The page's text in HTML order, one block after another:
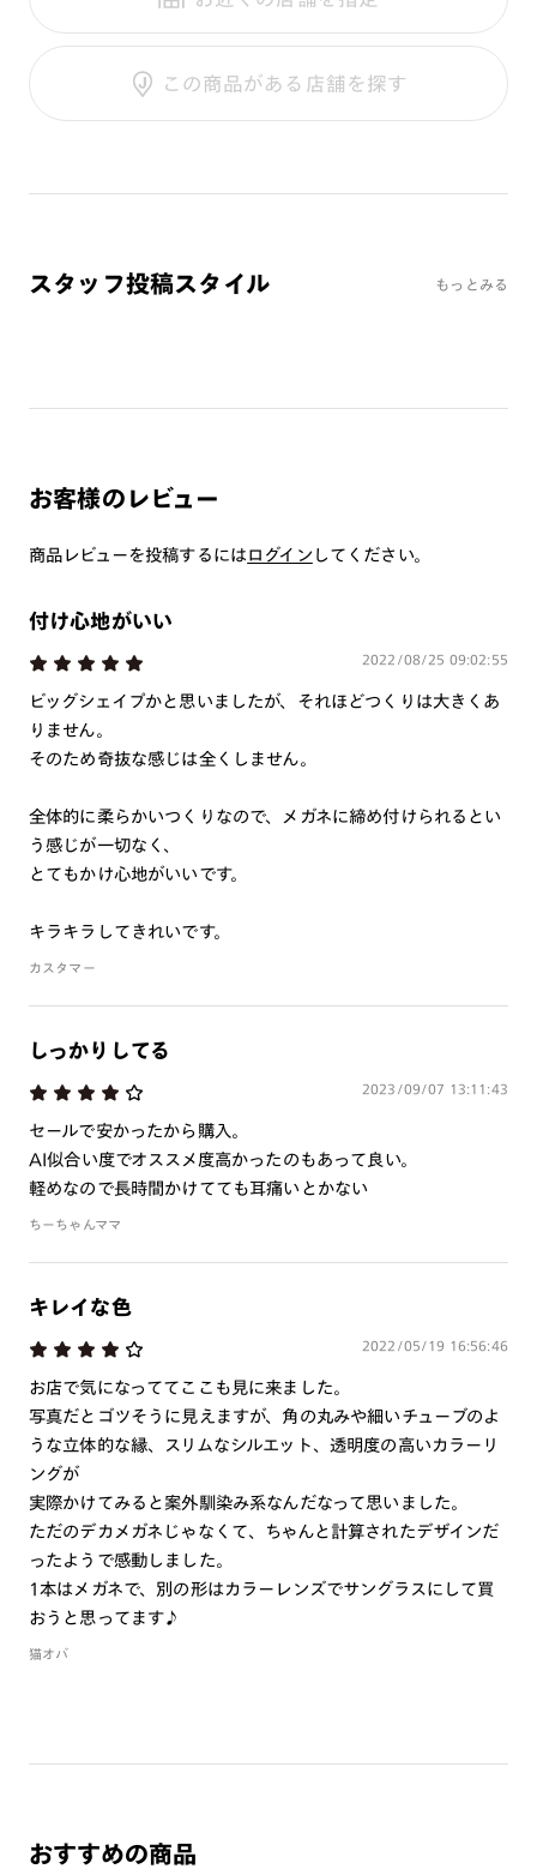
テンプル：メタル
調光UVダブルカット
調光SCREEN
くもり止めレンズ
カラーレンズ：ダークカラー
コンシーラーカラーUVダブルカット
いしております。
除きます。）
※RIM限定の記載があるカラーレンズは商品名に＜R!M＞の記載があるフレー
※詳しくは レンズガイドをご確認ください。
よくある質問
Q オンラインショップで遠近両用レンズ（累進レンズ）のメ
A
み）をご注文の場合、レンズ交換券を選択後に店舗にて度
つき対応可能です。
持参ください。なお、特注レンズの為、後日お渡しとなり
作成日数をいただきます。
ご注文の手順は以下をご参照ください。
ズまたは店舗でレンズ作成」を選択
画面へ
3. 「度数がわからない方・店舗でレンズ作成」を選択
※オプションレンズと組み合わせた遠近両用（累進）レンズはオンラインシ
※フレームの天地幅は30mm以上推奨です。その他注意事項はレンズガイド
をご参照ください。
※JINS極上遠近レンズは追加料金22,000円（税込み）を頂戴いたします。
※単焦点レンズでレンズ交換券を選択の場合、店舗で遠近両用代5,500円
（税込み）を頂戴いたします。
ご利用ガイド
この商品がある店舗を探す
スタッフ投稿スタイル もっとみる
お客様のレビュー
商品レビューを投稿するにはログイン してください。
付け心地がいい
2022/08/25 09:02:55
ビッグシェイプかと思いましたが、それほどつくりは大きくあ
りません。
そのため奇抜な感じは全くしません。
全体的に柔らかいつくりなので、メガネに締め付けられるとい
う感じが一切なく、
とてもかけ心地がいいです。
キラキラしてきれいです。
カスタマー
しっかりしてる
2023/09/07 13:11:43
セールで安かったから購入。
AI似合い度でオススメ度高かったのもあって良い。
軽めなので長時間かけてても耳痛いとかない
ちーちゃんママ
キレイな色
2022/05/19 16:56:46
お店で気になっててここも見に来ました。
写真だとゴツそうに見えますが、角の丸みや細いチューブのよ
うな立体的な縁、スリムなシルエット、透明度の高いカラーリ
ングが
実際かけてみると案外馴染み系なんだなって思いました。
ただのデカメガネじゃなくて、ちゃんと計算されたデザインだ
ったようで感動しました。
1本はメガネで、別の形はカラーレンズでサングラスにして買
おうと思ってます♪
猫オバ
おすすめの商品